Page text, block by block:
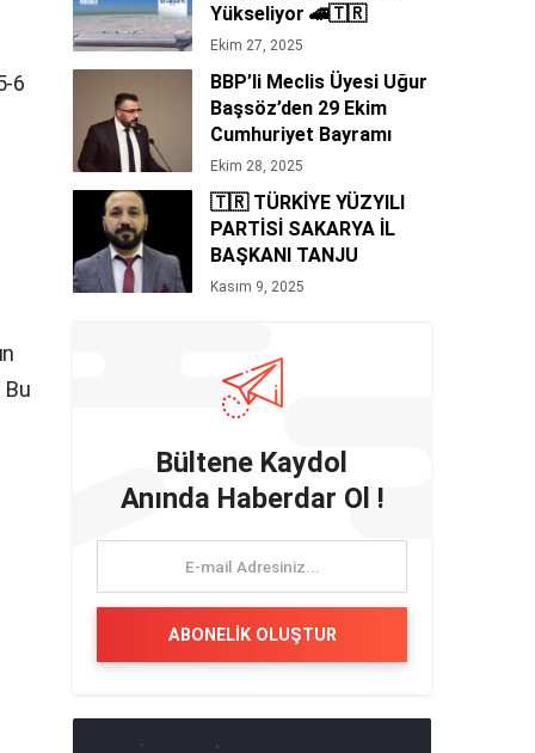
6
Bu
Yükseliyor 🚄🇹🇷
Ekim 27, 2025
BBP’li Meclis Üyesi Uğur
Başsöz’den 29 Ekim
Cumhuriyet Bayramı
Mesajı 🇹🇷
Ekim 28, 2025
🇹🇷 TÜRKİYE YÜZYILI
PARTİSİ SAKARYA İL
BAŞKANI TANJU
BOZAN’DAN 10 KASIM
Kasım 9, 2025
Bültene Kaydol
Anında Haberdar Ol !
ABONELİK OLUŞTUR